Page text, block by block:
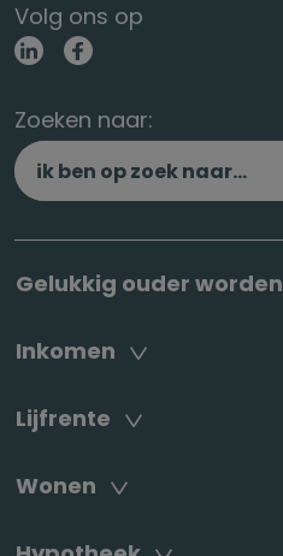
Volg ons op
Zoeken naar:
Gelukkig ouder worden
Inkomen
Lijfrente
Wonen